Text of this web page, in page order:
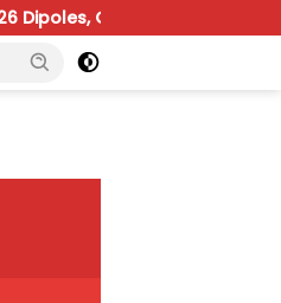
Anggaran Fokus Program